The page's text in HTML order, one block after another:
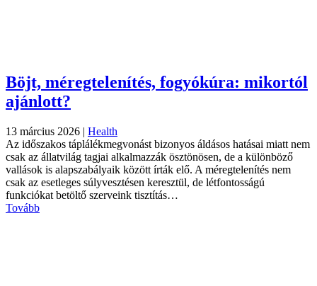
Böjt, méregtelenítés, fogyókúra: mikortól
ajánlott?
13 március 2026 | Health
Az időszakos táplálékmegvonást bizonyos áldásos hatásai miatt nem
csak az állatvilág tagjai alkalmazzák ösztönösen, de a különböző
vallások is alapszabályaik között írták elő. A méregtelenítés nem
csak az esetleges súlyvesztésen keresztül, de létfontosságú
funkciókat betöltő szerveink tisztítás…
Tovább